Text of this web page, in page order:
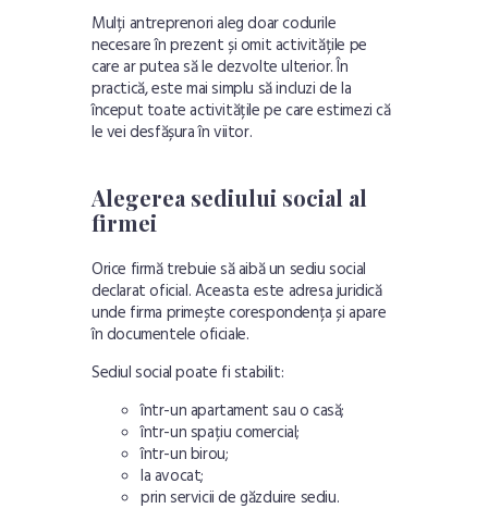
Mulți antreprenori aleg doar codurile
necesare în prezent și omit activitățile pe
care ar putea să le dezvolte ulterior. În
practică, este mai simplu să incluzi de la
început toate activitățile pe care estimezi că
le vei desfășura în viitor.
Alegerea sediului social al
firmei
Orice firmă trebuie să aibă un sediu social
declarat oficial. Aceasta este adresa juridică
unde firma primește corespondența și apare
în documentele oficiale.
Sediul social poate fi stabilit:
într-un apartament sau o casă;
într-un spațiu comercial;
într-un birou;
la avocat;
prin servicii degăzduire sediu.